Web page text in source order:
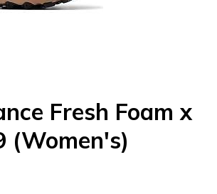
Fresh Foam x
(Women's)